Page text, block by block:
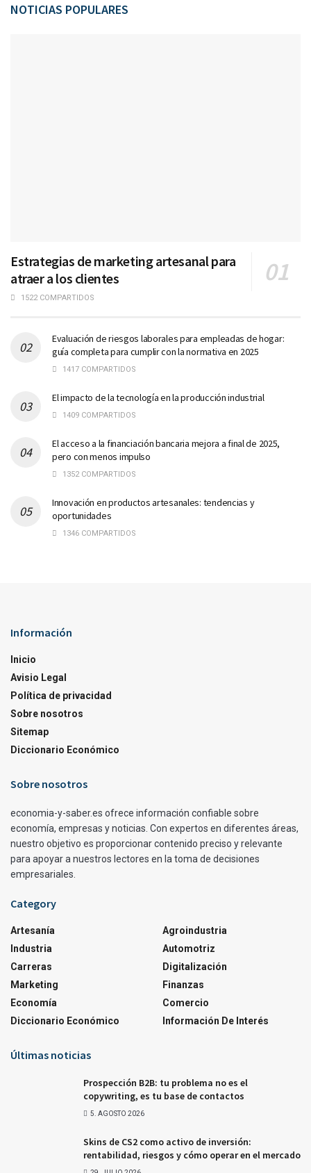
NOTICIAS POPULARES
Estrategias de marketing artesanal para
atraer a los clientes
1522 COMPARTIDOS
Evaluación de riesgos laborales para empleadas de hogar:
guía completa para cumplir con la normativa en 2025
1417 COMPARTIDOS
El impacto de la tecnología en la producción industrial
1409 COMPARTIDOS
El acceso a la financiación bancaria mejora a final de 2025,
pero con menos impulso
1352 COMPARTIDOS
Innovación en productos artesanales: tendencias y
oportunidades
1346 COMPARTIDOS
Información
Inicio
Avisio Legal
Política de privacidad
Sobre nosotros
Sitemap
Diccionario Económico
Sobre nosotros
economia-y-saber.es ofrece información confiable sobre
economía, empresas y noticias. Con expertos en diferentes áreas,
nuestro objetivo es proporcionar contenido preciso y relevante
para apoyar a nuestros lectores en la toma de decisiones
empresariales.
Category
Artesanía
Industria
Carreras
Marketing
Economía
Diccionario Económico
Agroindustria
Automotriz
Digitalización
Finanzas
Comercio
Información De Interés
Últimas noticias
Prospección B2B: tu problema no es el
copywriting, es tu base de contactos
5. AGOSTO 2026
Skins de CS2 como activo de inversión:
rentabilidad, riesgos y cómo operar en el mercado